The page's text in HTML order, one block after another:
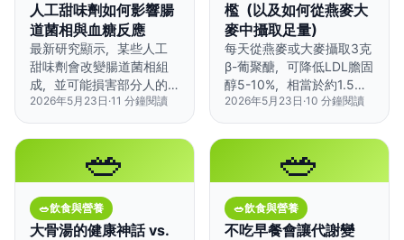
人工甜味劑如何影響腸
道菌相與血糖反應
最新研究顯示，某些人工
甜味劑會改變腸道菌相組
成，並可能損害部分人的
葡萄糖耐受性——但個體
差異極大，不是每個人都
會受影響。
2026年5月23日 ·11 分鐘閱讀
檻（以及如何從燕麥大
麥中攝取足量）
每天從燕麥或大麥攝取3克
β-葡聚醣，可降低LDL膽固
醇5-10%，相當於約1.5碗
煮熟的燕麥粥。
2026年5月23日 ·10 分鐘閱讀
🥗
🥗飲食與營養
大骨湯的健康神話 vs.
🥗
🥗飲食與營養
不吃早餐會讓代謝變